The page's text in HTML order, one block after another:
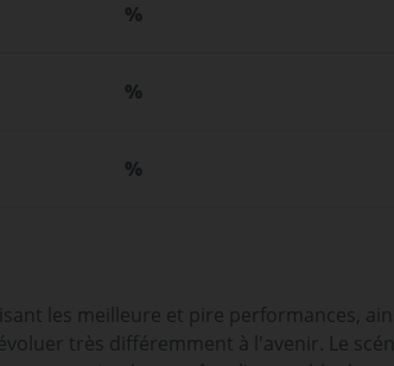
%
%
%
les meilleure et pire performances,
très différemment à l'avenir. Le